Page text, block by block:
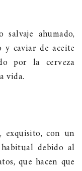
ahumado,
caviar de aceite
por la cerveza
vida.
exquisito, con un
debido al
que hacen que